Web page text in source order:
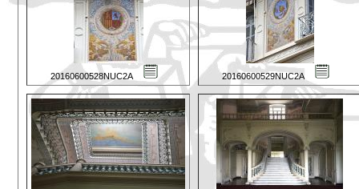
20160600528NUC2A 20160600529NUC2A